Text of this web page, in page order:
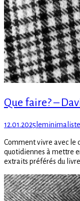
Que faire? –
Posted
12.01.2025 Author
leminimaliste
Comment vivre avec le
quotidiennes à mettre
extraits préférés du